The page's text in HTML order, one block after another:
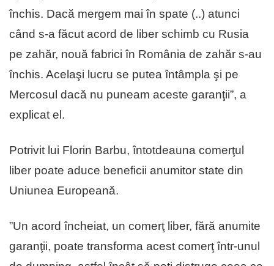
închis. Dacă mergem mai în spate (..) atunci
când s-a făcut acord de liber schimb cu Rusia
pe zahăr, nouă fabrici în România de zahăr s-au
închis. Acelaşi lucru se putea întâmpla şi pe
Mercosul dacă nu puneam aceste garanţii”, a
explicat el.
Potrivit lui Florin Barbu, întotdeauna comerţul
liber poate aduce beneficii anumitor state din
Uniunea Europeană.
”Un acord încheiat, un comerţ liber, fără anumite
garanţii, poate transforma acest comerţ într-unul